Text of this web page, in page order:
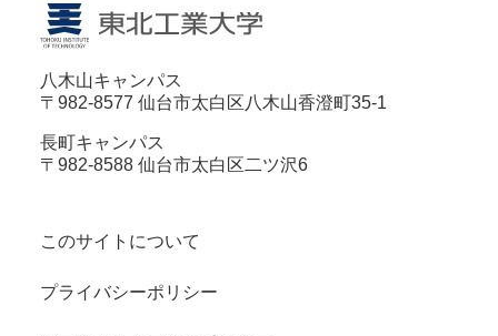
八木山キャンパス
〒982-8577 仙台市太白区八木山香澄町35-1
長町キャンパス
〒982-8588 仙台市太白区二ツ沢6
このサイトについて
プライバシーポリシー